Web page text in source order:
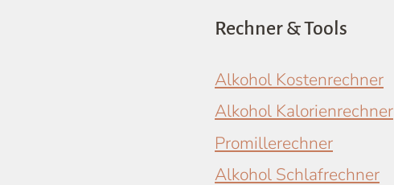
Rechner & Tools
Alkohol Kostenrechner
Alkohol Kalorienrechner
Promillerechner
Alkohol Schlafrechner